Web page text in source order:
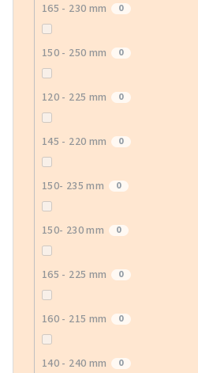
165 - 230 mm 0
150 - 250 mm 0
120 - 225 mm 0
145 - 220 mm 0
150- 235 mm 0
150- 230 mm 0
165 - 225 mm 0
160 - 215 mm 0
140 - 240 mm 0